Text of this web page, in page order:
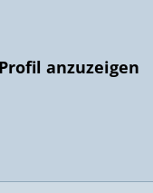
anzuzeigen